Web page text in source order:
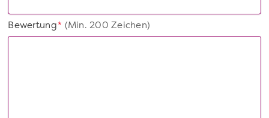
*
Bewertung(Min. 200 Zeichen)